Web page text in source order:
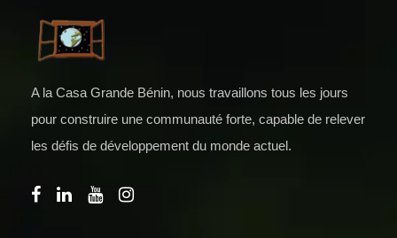
A la Casa Grande Bénin, nous travaillons tous les jours
pour construire une communauté forte, capable de relever
les défis de développement du monde actuel.